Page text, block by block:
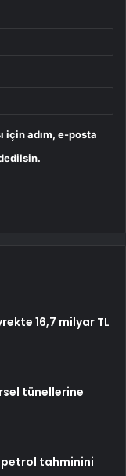
için adım, e-posta
16,7 milyar TL
tünellerine
tahminini